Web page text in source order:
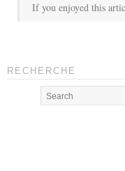
If you enjoyed this
RECHERCHE